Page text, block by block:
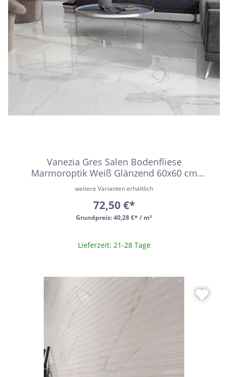
Vanezia Gres Salen Bodenfliese
Marmoroptik Weiß Glänzend 60x60 cm
rektifiziert
Grundpreis:40,28 €* / m²
weitere Varianten erhältlich
72,50 €*
Lieferzeit: 21-28 Tage